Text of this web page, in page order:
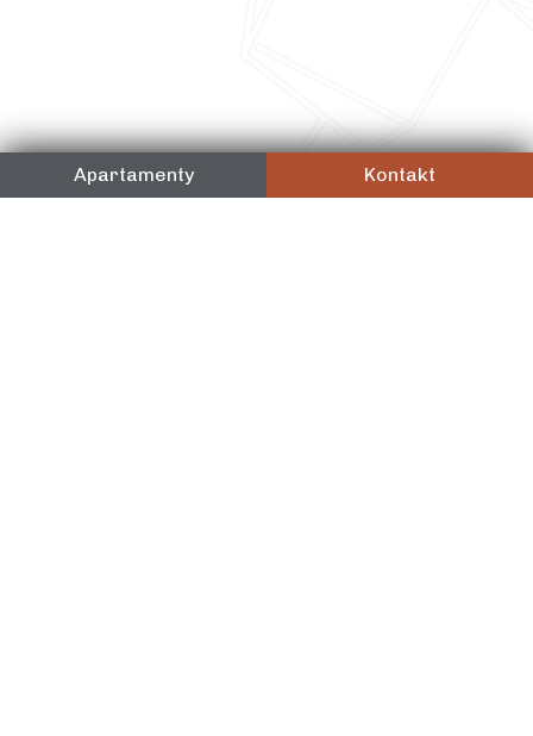
Apartamenty Kontakt